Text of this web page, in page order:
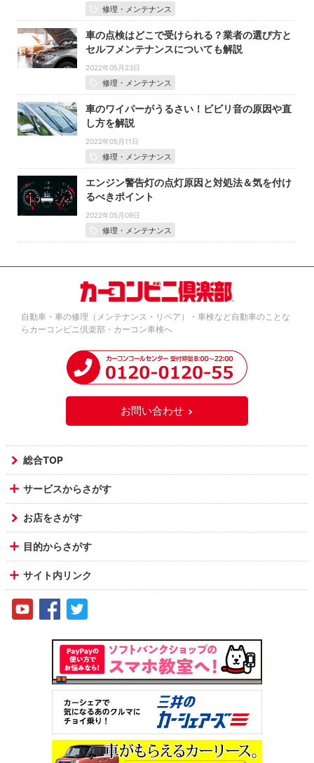
修理・メンテナンス
車の点検はどこで受けられる？業者の選び方と
セルフメンテナンスについても解説
2022年05月23日
修理・メンテナンス
車のワイパーがうるさい！ビビリ音の原因や直
し方を解説
2022年05月11日
修理・メンテナンス
エンジン警告灯の点灯原因と対処法＆気を付け
るべきポイント
2022年05月09日
修理・メンテナンス
自動車・車の修理（メンテナンス・リペア）・車検など自動車のことな
らカーコンビニ倶楽部・カーコン車検へ
お問い合わせ
総合TOP
サービスからさがす
お店をさがす
目的からさがす
サイト内リンク